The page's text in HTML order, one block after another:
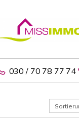
030 / 70 78 77 74